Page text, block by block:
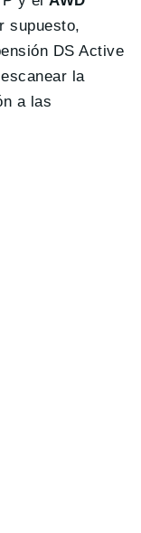
supuesto,
DS Active
la
a las